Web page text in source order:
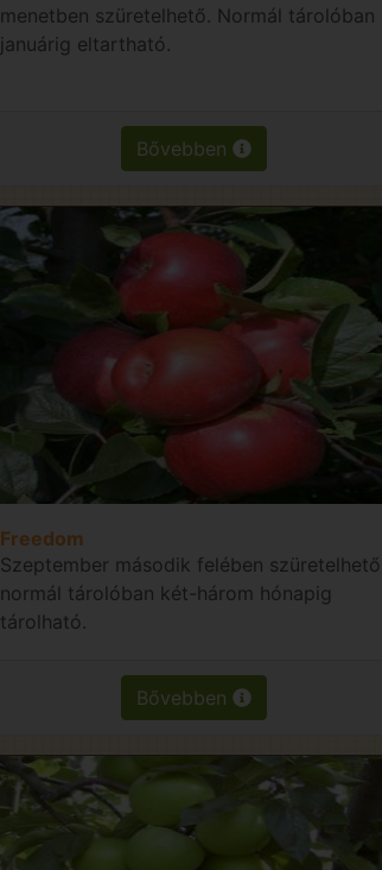
menetben szüretelhető. Normál tárolóban
januárig eltartható.
Bővebben
Freedom
Szeptember második felében szüretelhető,
normál tárolóban két-három hónapig
tárolható.
Bővebben